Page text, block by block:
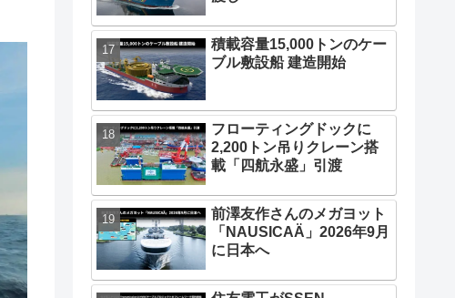
積載容量15,000トンのケー
ブル敷設船 建造開始
フローティングドックに
2,200トン吊りクレーン搭
載「四航永盛」引渡
前澤友作さんのメガヨット
「NAUSICAÄ」2026年9月
に日本へ